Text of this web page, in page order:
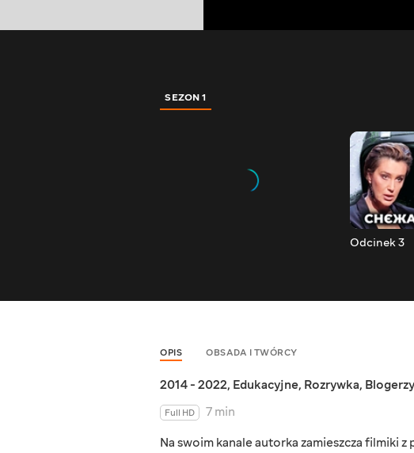
SEZON 1
Odcinek 3
OPIS OBSADA I TWÓRCY
2014 - 2022, Edukacyjne, Rozrywka, Blogerzy
Full HD
7 min
Na swoim kanale autorka zamieszcza filmiki